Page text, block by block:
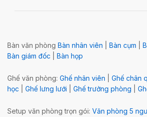
Bàn văn phòng Bàn nhân viên Bàn cụm
Bàn giám đốc
Bàn họp
Ghế văn phòng: Ghế nhân viên Ghế chân
học
Ghế lưng lưới Ghế trưởng phòng
Setup văn phòng trọn gói: Văn phòng 5